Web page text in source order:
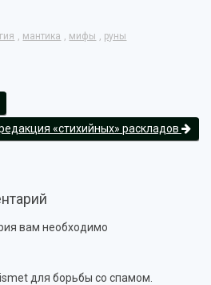
, мантика , мифы , руны
«стихийных» раскладов
вам необходимо
для борьбы со спамом.